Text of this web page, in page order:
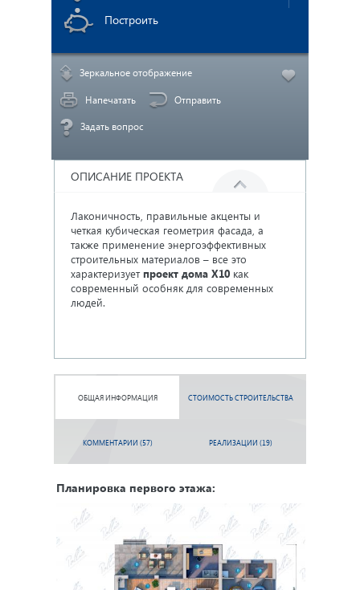
Построить
Зеркальное отображение
Напечатать Отправить
Задать вопрос
ОПИСАНИЕ ПРОЕКТА
Лаконичность, правильные акценты и
четкая кубическая геометрия фасада, а
также применение энергоэффективных
строительных материалов – все это
характеризуетпроект дома Х10 как
современный особняк для современных
людей.
ОБЩАЯ ИНФОРМАЦИЯ СТОИМОСТЬ СТРОИТЕЛЬСТВА
КОММЕНТАРИИ (57) РЕАЛИЗАЦИИ (19)
Планировка первого этажа: